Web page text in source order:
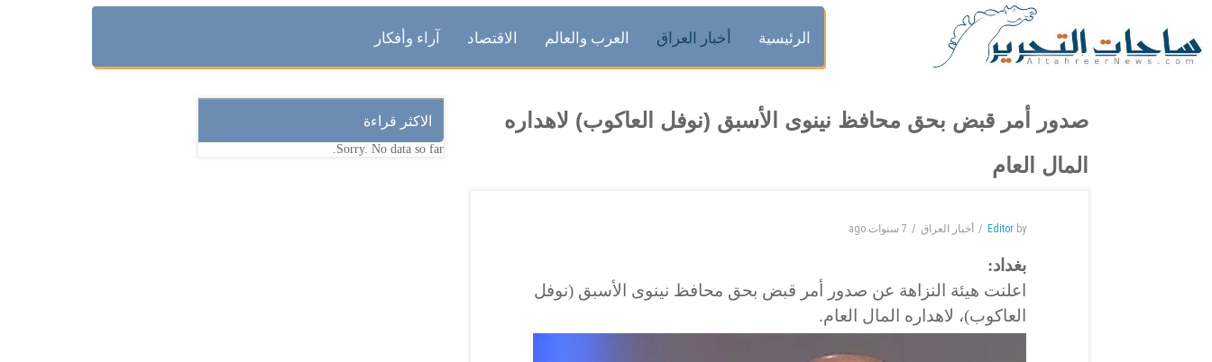
الرئيسية أخبار العراق العرب والعالم الاقتصاد آراء وأفكار
صدور أمر قبض بحق محافظ نينوى الأسبق (نوفل العاكوب) لاهداره
المال العام
by
Editor أخبار العراق 7 سنوات ago
بغداد:
اعلنت هيئة النزاهة عن صدور أمر قبض بحق محافظ نينوى الأسبق (نوفل
العاكوب)، لاهداره المال العام.
الاكثر قراءة
Sorry. No data so far.